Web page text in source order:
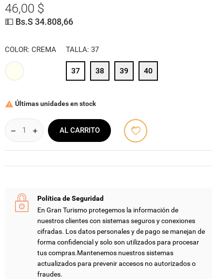
46,00 $
💵 Bs.S 34.808,66
COLOR: CREMA TALLA: 37
37 38 39 40
 Últimas unidades en stock
AL CARRITO
Política de Seguridad
En Gran Turismo protegemos la información de
nuestros clientes con sistemas seguros y conexiones
cifradas. Los datos personales y de pago se manejan de
forma confidencial y solo son utilizados para procesar
tus compras.Mantenemos nuestros sistemas
actualizados para prevenir accesos no autorizados o
fraudes.